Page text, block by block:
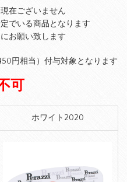
在ございません
でいる商品となります
お願い致します
円相当）付与対象となります
可
ホワイト2020